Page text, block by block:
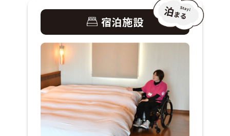
宿泊施設